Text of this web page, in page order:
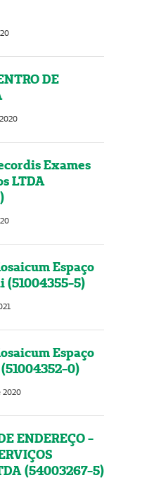
DE
Exames
LTDA
Espaço
5)
Espaço
0)
2020
ENDEREÇO -
(54003267-5)